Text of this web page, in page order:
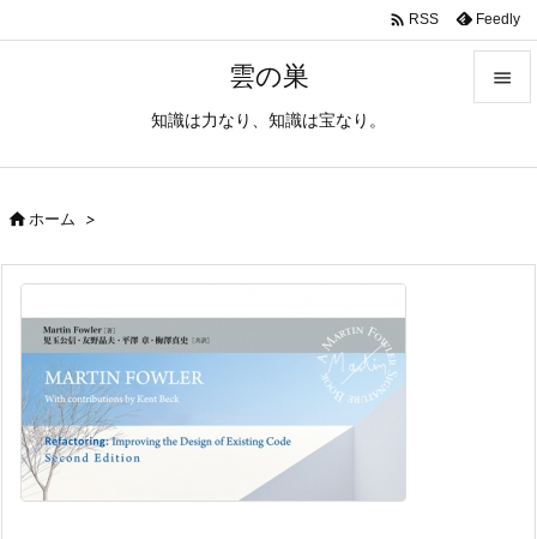
雲の巣
知識は力なり、知識は宝なり。

 RSS Feedly
ホーム >